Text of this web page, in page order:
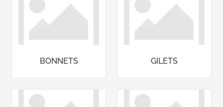
BONNETS GILETS